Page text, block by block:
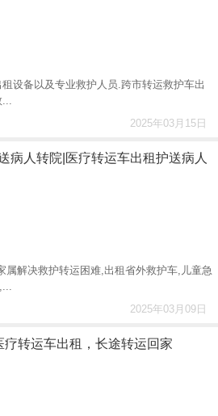
设备以及专业救护人员.跨市转运救护车出
...
2025年03月15日
病人转院|医疗转运车出租护送病人
属解决救护转运困难,出租省外救护车,儿童急
2025年03月09日
转运车出租，长途转运回家